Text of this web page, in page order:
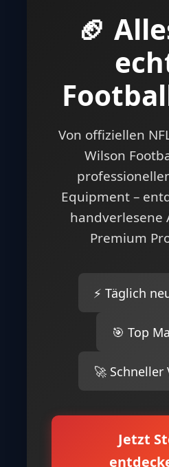
🏈
Von offiziellen
Wilson
Equipment –
handverlesene
Premium
⚡ Täglich
🎯 Top
🚀 Schneller
Jetzt